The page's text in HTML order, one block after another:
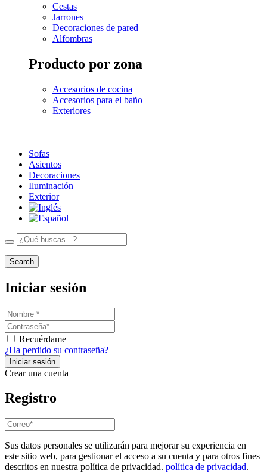
Cestas
Jarrones
Decoraciones de pared
Alfombras
Producto por zona
Accesorios de cocina
Accesorios para el baño
Exteriores
Sofas
Asientos
Decoraciones
Iluminación
Exterior
Search
Iniciar sesión
Recuérdame
¿Ha perdido su contraseña?
Crear una cuenta
Registro
Sus datos personales se utilizarán para mejorar su experiencia en
este sitio web, para gestionar el acceso a su cuenta y para otros fines
descritos en nuestra política de privacidad. política de privacidad.